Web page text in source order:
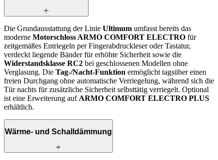
Die Grundausstattung der Linie Ultimum umfasst bereits das
moderne Motorschloss ARMO COMFORT ELECTRO für
zeitgemäßes Entriegeln per Fingerabdruckleser oder Tastatur,
verdeckt liegende Bänder für erhöhte Sicherheit sowie die
Widerstandsklasse RC2 bei geschlossenen Modellen ohne
Verglasung. Die Tag-/Nacht-Funktion ermöglicht tagsüber einen
freien Durchgang ohne automatische Verriegelung, während sich die
Tür nachts für zusätzliche Sicherheit selbsttätig verriegelt. Optional
ist eine Erweiterung auf ARMO COMFORT ELECTRO PLUS
erhältlich.
Wärme- und Schalldämmung